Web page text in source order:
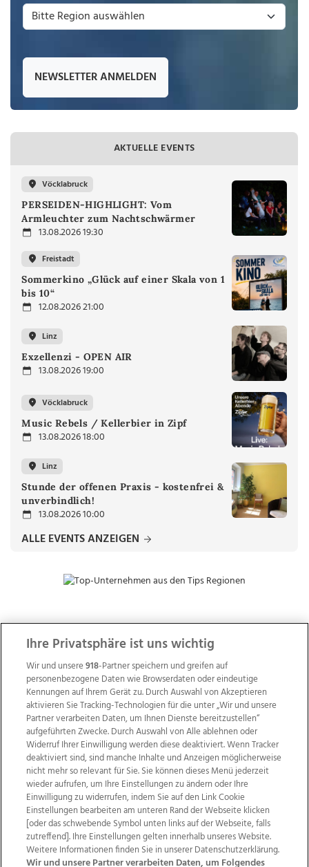
NEWSLETTER ANMELDEN
AKTUELLE EVENTS
Vöcklabruck
PERSEIDEN-HIGHLIGHT: Vom
Armleuchter zum Nachtschwärmer
13.08.2026 19:30
Freistadt
Sommerkino „Glück auf einer Skala von 1
bis 10“
12.08.2026 21:00
Linz
Exzellenzi - OPEN AIR
13.08.2026 19:00
Vöcklabruck
Music Rebels / Kellerbier in Zipf
13.08.2026 18:00
Linz
Stunde der offenen Praxis - kostenfrei &
unverbindlich!
13.08.2026 10:00
ALLE EVENTS ANZEIGEN
ZUR NACHRICHTENÜBERSICHT
Wir über uns Mediadaten Kontakt
Jobs
Datenschutz
Impressum
AGB Anzeigekunden
AGB Website
Ehrenkodex Politische Werbung
Ihre Privatsphäre ist uns wichtig
Wir und unsere918-Partner speichern und greifen auf
personenbezogene Daten wie Browserdaten oder eindeutige
Kennungen auf Ihrem Gerät zu. Durch Auswahl von Akzeptieren
aktivieren Sie Tracking-Technologien für die unter „Wir und unsere
Partner verarbeiten Daten, um Ihnen Dienste bereitzustellen“
aufgeführten Zwecke. Durch Auswahl von Alle ablehnen oder
Widerruf Ihrer Einwilligung werden diese deaktiviert. Wenn Tracker
deaktiviert sind, sind manche Inhalte und Anzeigen möglicherweise
nicht mehr so relevant für Sie. Sie können dieses Menü jederzeit
wieder aufrufen, um Ihre Einstellungen zu ändern oder Ihre
Einwilligung zu widerrufen, indem Sie auf den Link Cookie
Einstellungen bearbeiten am unteren Rand der Webseite klicken
[oder das schwebende Symbol unten links auf der Webseite, falls
zutreffend]. Ihre Einstellungen gelten innerhalb unseres Website.
Weitere Informationen finden Sie in unserer Datenschutzerklärung.
Wir und unsere Partner verarbeiten Daten, um Folgendes